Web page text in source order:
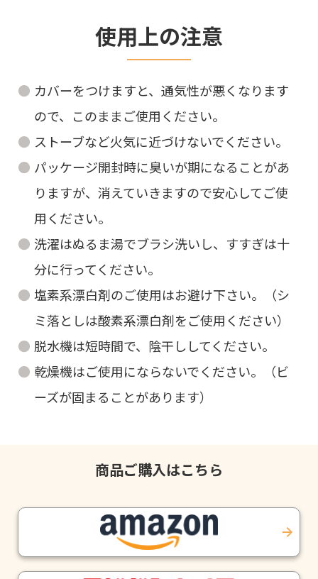
使用上の注意
カバーをつけますと、通気性が悪くなります
ので、このままご使用ください。
ストーブなど火気に近づけないでください。
パッケージ開封時に臭いが期になることがあ
りますが、消えていきますので安心してご使
用ください。
洗濯はぬるま湯でブラシ洗いし、すすぎは十
分に行ってください。
塩素系漂白剤のご使用はお避け下さい。（シ
ミ落としは酸素系漂白剤をご使用ください）
脱水機は短時間で、陰干ししてください。
乾燥機はご使用にならないでください。（ビ
ーズが固まることがあります）
商品ご購入はこちら